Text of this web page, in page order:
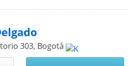
303, Bogotá